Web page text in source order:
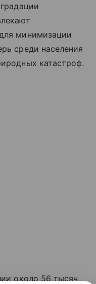
минимизации
среди населения
катастроф.
около 56 тысяч